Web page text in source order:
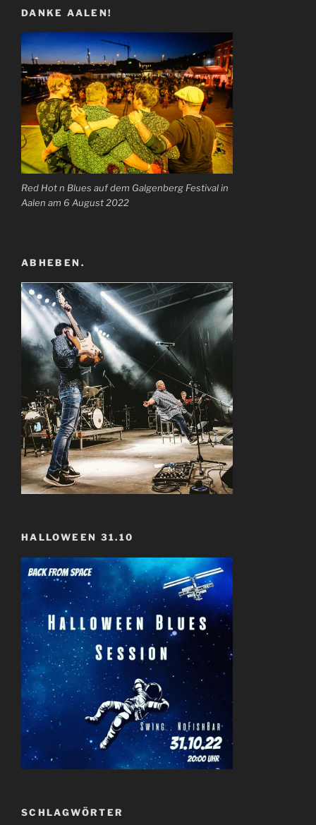
DANKE AALEN!
Red Hot n Blues auf dem Galgenberg Festival in
Aalen am 6 August 2022
ABHEBEN.
HALLOWEEN 31.10
SCHLAGWÖRTER